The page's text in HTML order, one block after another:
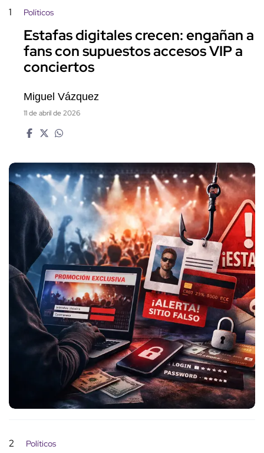
1 Políticos
Estafas digitales crecen: engañan a
fans con supuestos accesos VIP a
conciertos
Miguel Vázquez
11 de abril de 2026
2 Políticos